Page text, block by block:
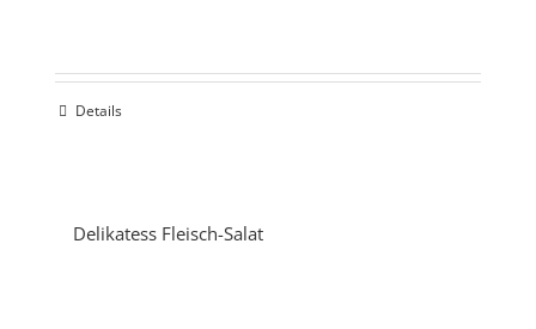
Details
Delikatess Fleisch-Salat